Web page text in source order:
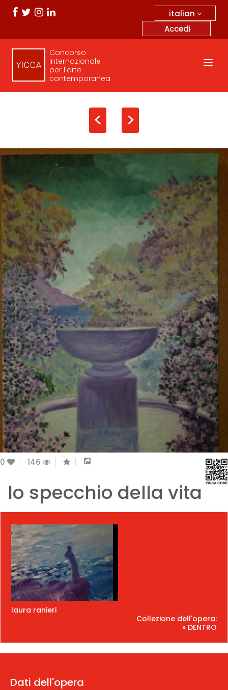
italian
Accedi
Concorso
internazionale
per l'arte
contemporanea
< >
0 146
lo specchio della vita
laura ranieri
Collezione dell'opera:
» DENTRO
Dati dell'opera